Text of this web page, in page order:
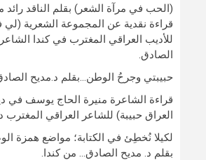
(الحب في مرآة الشعر) بقلم الناقد
قراءة نقدية عن المجموعة الشعرية (لي
للأديب العراقي المغترب في كندا
الصادق.
حبيبتي وجرحُ الوطن…بقلم د.مديح
قراءة الشاعرة منيرة الحاج يوسف في
العراق حبيبة) للشاعر العراقي
لكيلا نُخطِئ في الكتابة؛ مواضع همزة
بقلم د. مديح الصادق… من كندا.